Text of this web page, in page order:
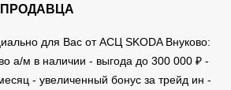
для Вас от АСЦ SKODA Внуково:
а/м в наличии - выгода до 300 000 ₽ -
- увеличенный бонус за трейд ин -